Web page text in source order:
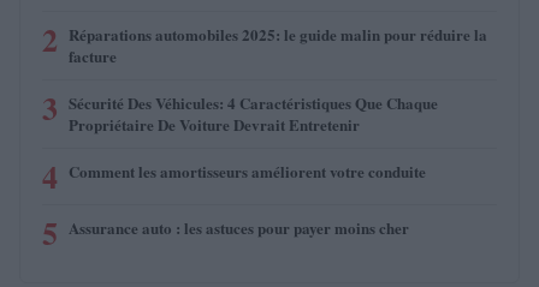
2 Réparations automobiles 2025: le guide malin pour réduire la
facture
3 Sécurité Des Véhicules: 4 Caractéristiques Que Chaque
Propriétaire De Voiture Devrait Entretenir
4 Comment les amortisseurs améliorent votre conduite
5 Assurance auto : les astuces pour payer moins cher